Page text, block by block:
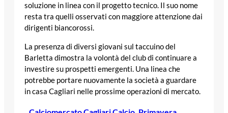
soluzione in linea con il progetto tecnico. Il suo nome
resta tra quelli osservati con maggiore attenzione dai
dirigenti biancorossi.
La presenza di diversi giovani sul taccuino del
Barletta dimostra la volontà del club di continuare a
investire su prospetti emergenti. Una linea che
potrebbe portare nuovamente la società a guardare
in casa Cagliari nelle prossime operazioni di mercato.